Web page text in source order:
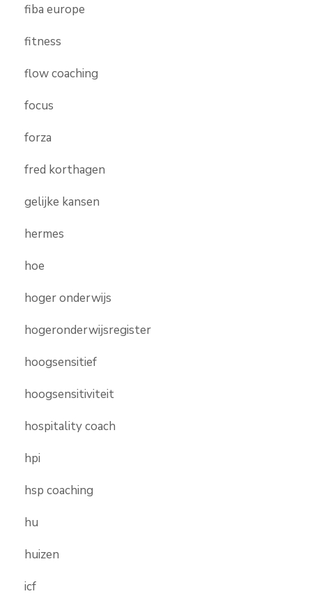
fiba europe
fitness
flow coaching
focus
forza
fred korthagen
gelijke kansen
hermes
hoe
hoger onderwijs
hogeronderwijsregister
hoogsensitief
hoogsensitiviteit
hospitality coach
hpi
hsp coaching
hu
huizen
icf